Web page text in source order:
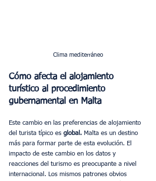
Clima mediterráneo
Cómo afecta el alojamiento
turístico al procedimiento
gubernamental en Malta
Este cambio en las preferencias de alojamiento
del turista típico es global. Malta es un destino
más para formar parte de esta evolución. El
impacto de este cambio en los datos y
reacciones del turismo es preocupante a nivel
internacional. Los mismos patrones obvios